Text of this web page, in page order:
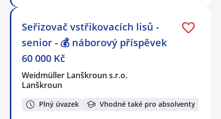
Seřizovač vstřikovacích lisů -
senior - 💰 náborový příspěvek
60 000 Kč
Weidmüller Lanškroun s.r.o.
Lanškroun
Plný úvazek Vhodné také pro absolventy